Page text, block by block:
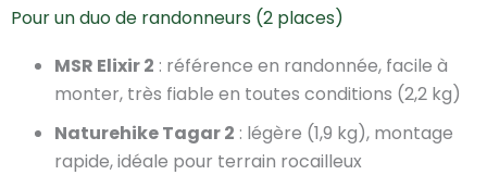
Pour un duo de randonneurs (2 places)
MSR Elixir 2 : référence en randonnée, facile à
monter, très fiable en toutes conditions (2,2 kg)
Naturehike Tagar 2 : légère (1,9 kg), montage
rapide, idéale pour terrain rocailleux